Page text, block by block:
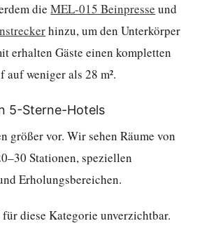
dieMEL-015 Beinpresse und
hinzu, um den Unterkörper
erhalten Gäste einen kompletten
weniger als 28 m².
5-Sterne-Hotels
größer vor. Wir sehen Räume von
Stationen, speziellen
Erholungsbereichen.
diese Kategorie unverzichtbar.